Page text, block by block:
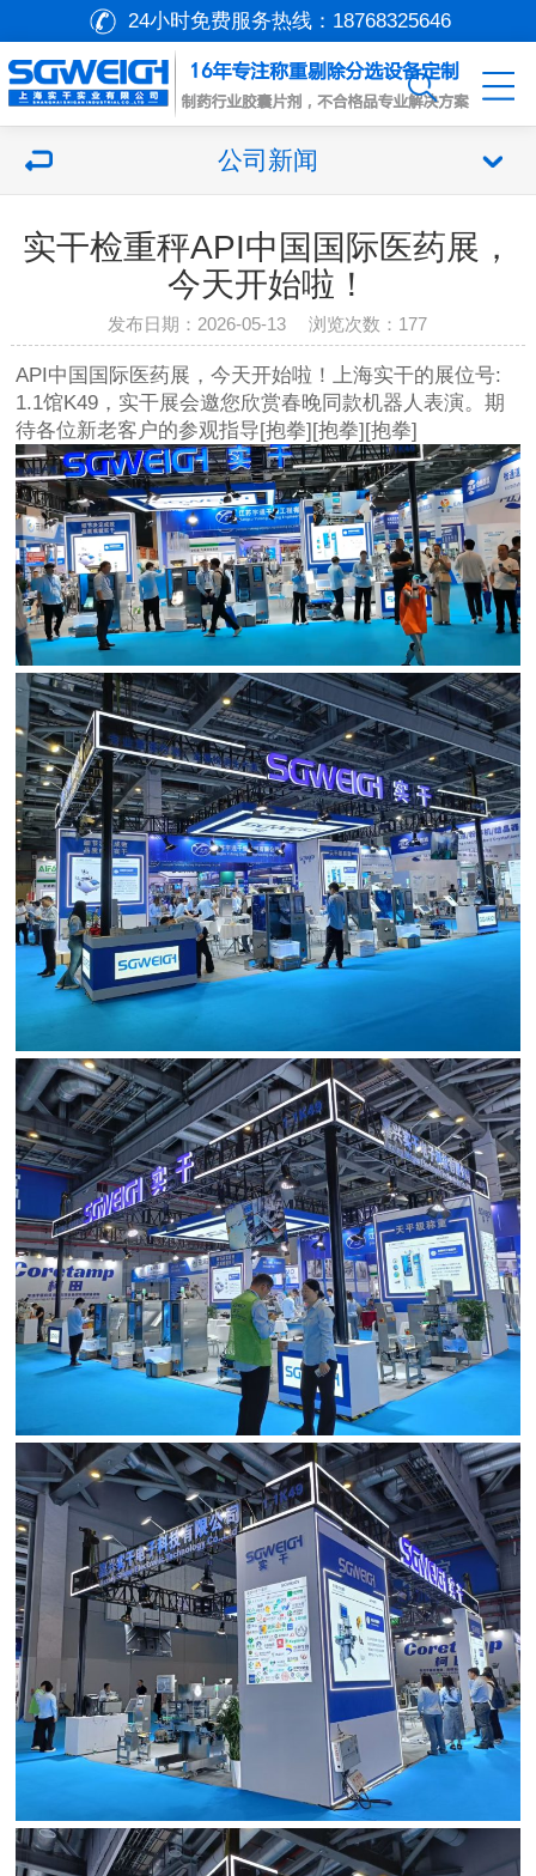
24小时免费服务热线： 18768325646
公司新闻
实干检重秤API中国国际医药展，
今天开始啦！
发布日期：2026-05-13 浏览次数： 177
API中国国际医药展，今天开始啦！上海实干的展位号:
1.1馆K49，实干展会邀您欣赏春晚同款机器人表演。期
待各位新老客户的参观指导[抱拳] [抱拳] [抱拳]